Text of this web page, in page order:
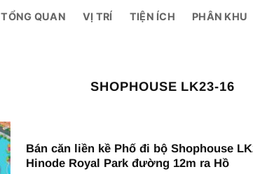
TỔNG QUAN VỊ TRÍ TIỆN ÍCH PHÂN KHU
SHOPHOUSE LK23-16
Bán căn liền kề Phố đi bộ Shophouse
Hinode Royal Park đường 12m ra Hồ